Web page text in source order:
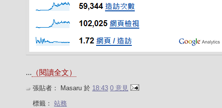
... （閱讀全文）
張貼者： Masaru 於 18:43 0 意見
標籤： 站務